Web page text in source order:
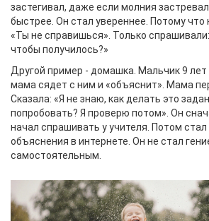
застегивал, даже если молния
быстрее. Он стал увереннее. Потому что
«Ты не справишься». Только
чтобы получилось?»
Другой пример - домашка. Мальчик 9 лет
мама сядет с ним и «объяснит». Мама
Сказала: «Я не знаю, как делать это
попробовать? Я проверю потом». Он
начал спрашивать у учителя. Потом
объяснения в интернете. Он не стал
самостоятельным.